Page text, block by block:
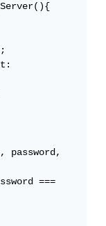
password,